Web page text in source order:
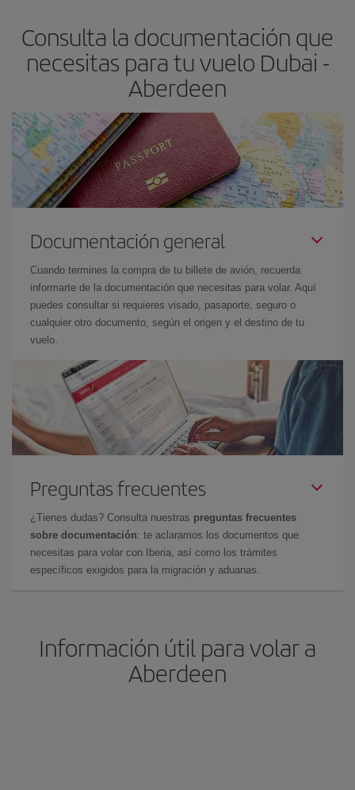
avión más baratos te saldrán. Además, si buscas los vuelos con
las fechas y los horarios del viaje un poco abiertos, podráselegir
el precio más barato.
Consulta la documentación que
necesitas para tu vuelo Dubai -
Aberdeen
Documentación general
Cuando termines la compra de tu billete de avión, recuerda
informarte de la documentación que necesitas para volar. Aquí
puedes consultar si requieres visado, pasaporte, seguro o
cualquier otro documento, según el origen y el destino de tu
vuelo.
Preguntas frecuentes
¿Tienes dudas? Consulta nuestras preguntas frecuentes
sobre documentación: te aclaramos los documentos que
necesitas para volar con Iberia, así como los trámites
específicos exigidos para la migración y aduanas.
Información útil para volar a
Aberdeen